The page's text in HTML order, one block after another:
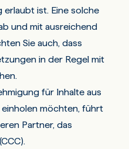
ist. Eine solche
und mit ausreichend
Sie auch, dass
in der Regel mit
für Inhalte aus
möchten, führt
Partner, das
.